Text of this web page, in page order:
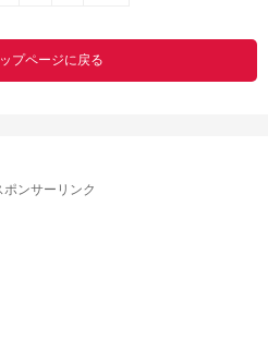
プページに戻る
ポンサーリンク